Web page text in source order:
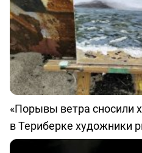
«Порывы ветра сносили
в Териберке художники